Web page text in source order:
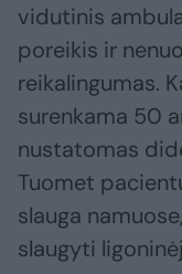
vidutinis
poreikis ir
reikalingumas.
surenkama 50
nustatomas
Tuomet
slauga
slaugyti